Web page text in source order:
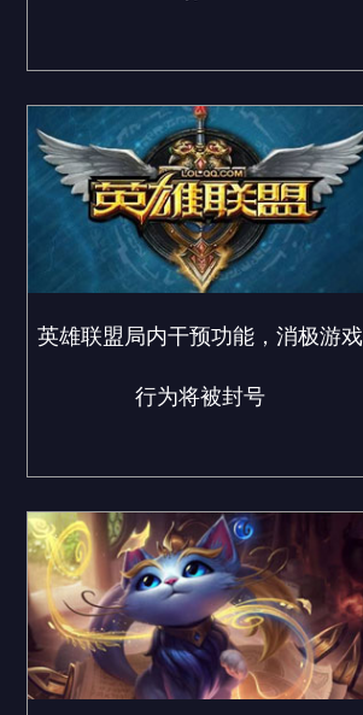
英雄联盟局内干预功能，消极游戏
行为将被封号